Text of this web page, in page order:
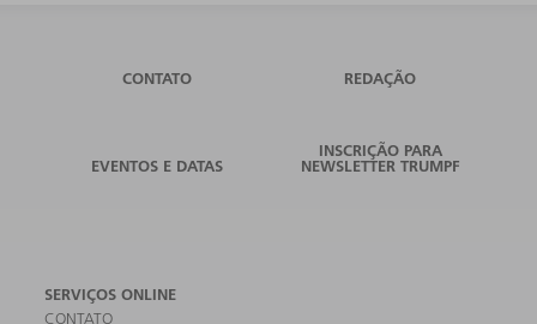
CONTATO REDAÇÃO
EVENTOS E DATAS
INSCRIÇÃO PARA
NEWSLETTER TRUMPF
SERVIÇOS ONLINE
CONTATO